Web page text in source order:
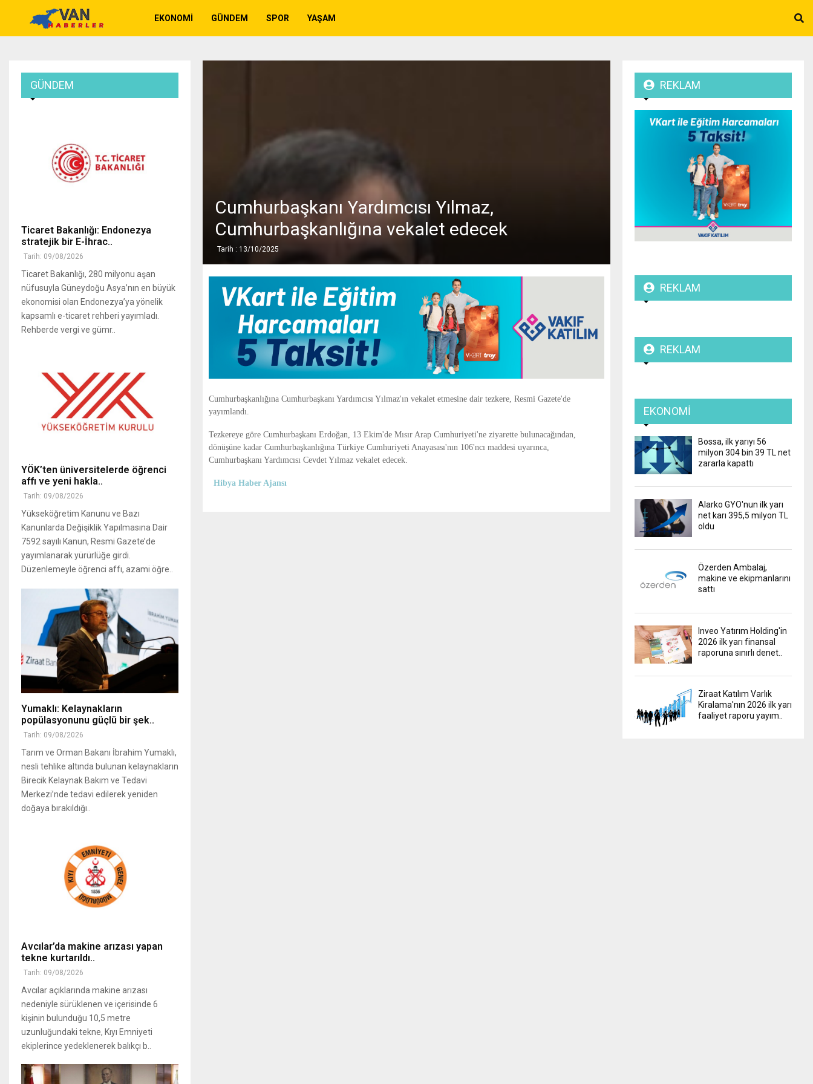
EKONOMI GÜNDEM SPOR YAŞAM
Cumhurbaşkanı Yardımcısı Yılmaz,
Cumhurbaşkanlığına vekalet edecek
Tarih : 13/10/2025
Cumhurbaşkanlığına Cumhurbaşkanı Yardımcısı Yılmaz'ın vekalet etmesine dair tezkere, Resmi Gazete'de
yayımlandı.
Tezkereye göre Cumhurbaşkanı Erdoğan, 13 Ekim'de Mısır Arap Cumhuriyeti'ne ziyarette bulunacağından,
dönüşüne kadar Cumhurbaşkanlığına Türkiye Cumhuriyeti Anayasası'nın 106'ncı maddesi uyarınca,
Cumhurbaşkanı Yardımcısı Cevdet Yılmaz vekalet edecek.
Hibya Haber Ajansı
GÜNDEM
Ticaret Bakanlığı: Endonezya
stratejik bir E-İhrac..
Tarih: 09/08/2026
Ticaret Bakanlığı, 280 milyonu aşan
nüfusuyla Güneydoğu Asya’nın en büyük
ekonomisi olan Endonezya’ya yönelik
kapsamlı e-ticaret rehberi yayımladı.
Rehberde vergi ve gümr..
YÖK’ten üniversitelerde öğrenci
affı ve yeni hakla..
Tarih: 09/08/2026
Yükseköğretim Kanunu ve Bazı
Kanunlarda Değişiklik Yapılmasına Dair
7592 sayılı Kanun, Resmi Gazete’de
yayımlanarak yürürlüğe girdi.
Düzenlemeyle öğrenci affı, azami öğre..
Yumaklı: Kelaynakların
popülasyonunu güçlü bir şek..
Tarih: 09/08/2026
Tarım ve Orman Bakanı İbrahim Yumaklı,
nesli tehlike altında bulunan kelaynakların
Birecik Kelaynak Bakım ve Tedavi
Merkezi’nde tedavi edilerek yeniden
doğaya bırakıldığı..
Avcılar’da makine arızası yapan
tekne kurtarıldı..
Tarih: 09/08/2026
Avcılar açıklarında makine arızası
nedeniyle sürüklenen ve içerisinde 6
kişinin bulunduğu 10,5 metre
uzunluğundaki tekne, Kıyı Emniyeti
ekiplerince yedeklenerek balıkçı b..
REKLAM
REKLAM
REKLAM
EKONOMI
Bossa, ilk yarıyı 56
milyon 304 bin 39 TL net
zararla kapattı
Alarko GYO'nun ilk yarı
net karı 395,5 milyon TL
oldu
Özerden Ambalaj,
makine ve ekipmanlarını
sattı
Inveo Yatırım Holding'in
2026 ilk yarı finansal
raporuna sınırlı denet..
Ziraat Katılım Varlık
Kiralama'nın 2026 ilk yarı
faaliyet raporu yayım..